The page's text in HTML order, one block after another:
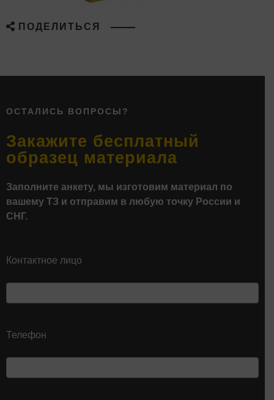
ПОДЕЛИТЬСЯ
ОСТАЛИСЬ ВОПРОСЫ?
Закажите бесплатный
образец материала
Заполните анкету, мы изготовим материал по
вашему ТЗ и отправим в любую точку России и
СНГ.
Контактное лицо
Телефон